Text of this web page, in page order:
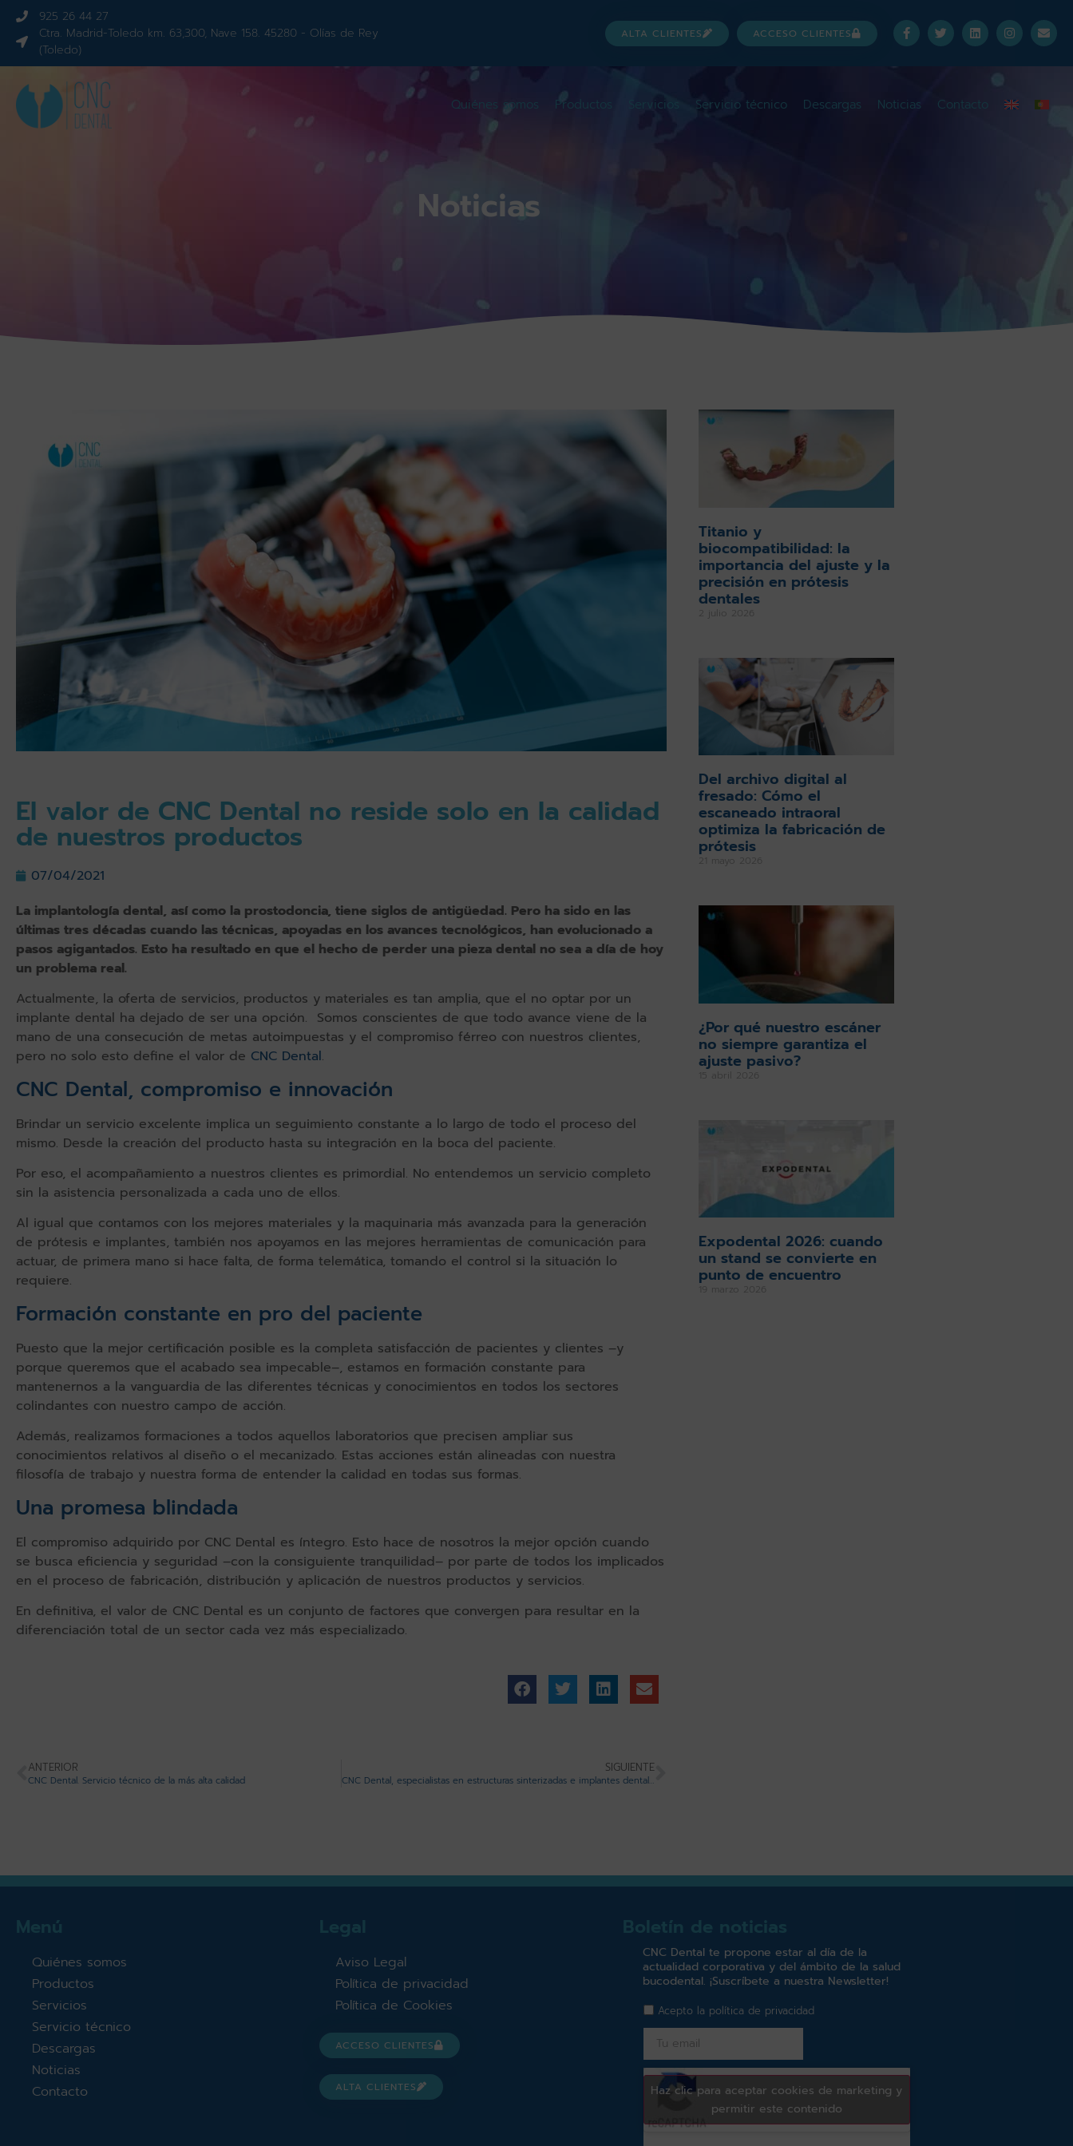
925 26 44 27
Ctra. Madrid-Toledo km. 63,300, Nave 158. 45280 - Olías de Rey
(Toledo)
ALTA CLIENTES ACCESO CLIENTES
Quiénes somos Productos Servicios Servicio técnico Descargas Noticias Contacto
Noticias
El valor de CNC Dental no reside solo en la calidad
de nuestros productos
07/04/2021
La implantología dental, así como la prostodoncia, tiene siglos de antigüedad. Pero ha sido en las
últimas tres décadas cuando las técnicas, apoyadas en los avances tecnológicos, han evolucionado a
pasos agigantados. Esto ha resultado en que el hecho de perder una pieza dental no sea a día de hoy
un problema real.
Actualmente, la oferta de servicios, productos y materiales es tan amplia, que el no optar por un
implante dental ha dejado de ser una opción. Somos conscientes de que todo avance viene de la
mano de una consecución de metas autoimpuestas y el compromiso férreo con nuestros clientes,
pero no solo esto define el valor de CNC Dental.
CNC Dental, compromiso e innovación
Brindar un servicio excelente implica un seguimiento constante a lo largo de todo el proceso del
mismo. Desde la creación del producto hasta su integración en la boca del paciente.
Por eso, el acompañamiento a nuestros clientes es primordial. No entendemos un servicio completo
sin la asistencia personalizada a cada uno de ellos.
Al igual que contamos con los mejores materiales y la maquinaria más avanzada para la generación
de prótesis e implantes, también nos apoyamos en las mejores herramientas de comunicación para
actuar, de primera mano si hace falta, de forma telemática, tomando el control si la situación lo
requiere.
Formación constante en pro del paciente
Puesto que la mejor certificación posible es la completa satisfacción de pacientes y clientes –y
porque queremos que el acabado sea impecable–, estamos en formación constante para
mantenernos a la vanguardia de las diferentes técnicas y conocimientos en todos los sectores
colindantes con nuestro campo de acción.
Además, realizamos formaciones a todos aquellos laboratorios que precisen ampliar sus
conocimientos relativos al diseño o el mecanizado. Estas acciones están alineadas con nuestra
filosofía de trabajo y nuestra forma de entender la calidad en todas sus formas.
Una promesa blindada
El compromiso adquirido por CNC Dental es íntegro. Esto hace de nosotros la mejor opción cuando
se busca eficiencia y seguridad –con la consiguiente tranquilidad– por parte de todos los implicados
en el proceso de fabricación, distribución y aplicación de nuestros productos y servicios.
En definitiva, el valor de CNC Dental es un conjunto de factores que convergen para resultar en la
diferenciación total de un sector cada vez más especializado.
ANTERIOR
CNC Dental. Servicio técnico de la más alta calidad
SIGUIENTE
CNC Dental, especialistas en estructuras sinterizadas e implantes dentales
Titanio y
biocompatibilidad: la
importancia del ajuste y la
precisión en prótesis
dentales
2 julio 2026
Del archivo digital al
fresado: Cómo el
escaneado intraoral
optimiza la fabricación de
prótesis
21 mayo 2026
¿Por qué nuestro escáner
no siempre garantiza el
ajuste pasivo?
15 abril 2026
Expodental 2026: cuando
un stand se convierte en
punto de encuentro
19 marzo 2026
Menú
Quiénes somos
Productos
Servicios
Servicio técnico
Descargas
Noticias
Contacto
Legal
Aviso Legal
Política de privacidad
Política de Cookies
ACCESO CLIENTES
ALTA CLIENTES
Boletín de noticias
CNC Dental te propone estar al día de la
actualidad corporativa y del ámbito de la salud
bucodental. ¡Suscríbete a nuestra Newsletter!
Acepto la política de privacidad
Haz clic para aceptar cookies de marketing y
permitir este contenido